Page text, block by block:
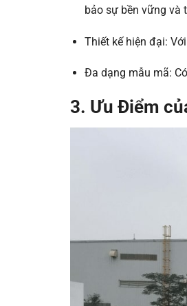
bảo sự bền vững và
Thiết kế hiện đại:
Đa dạng mẫu mã:
3. Ưu Điểm